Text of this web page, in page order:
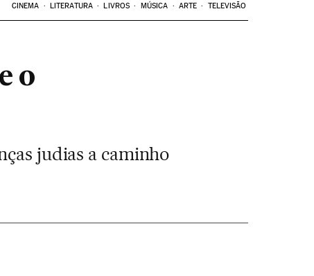
CINEMA LITERATURA LIVROS MÚSICA ARTE TELEVISÃO
o
judias a caminho